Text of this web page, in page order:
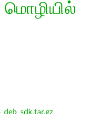
மொழியில்